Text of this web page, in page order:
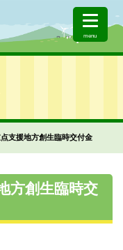
menu
支援地方創生臨時交付金
方創生臨時交